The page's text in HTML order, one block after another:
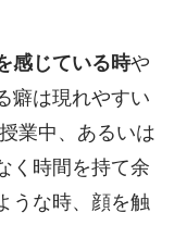
感じている時や
癖は現れやすい
業中、あるいは
く時間を持て余
うな時、顔を触